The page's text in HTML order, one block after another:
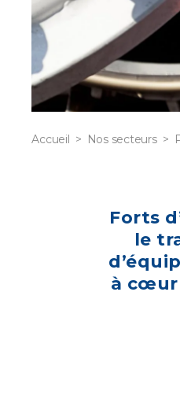
Accueil Nos secteurs
Forts
le
à cœur